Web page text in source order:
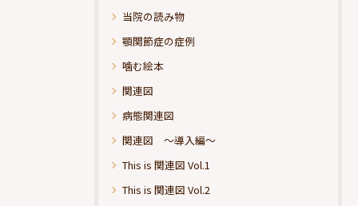
当院の読み物
顎関節症の症例
噛む絵本
関連図
病態関連図
関連図 ～導入編～
This is 関連図 Vol.1
This is 関連図 Vol.2